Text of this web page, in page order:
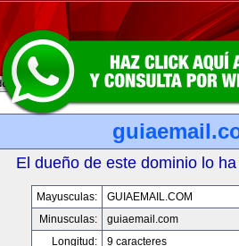
El dueño de este dominio lo
Mayusculas:
GUIAEMAIL.COM
Minusculas:
guiaemail.com
Longitud:
9 caracteres